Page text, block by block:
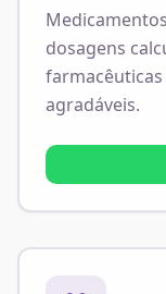
dosagens
agradáveis.